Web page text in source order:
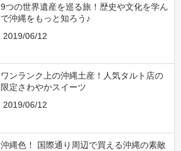
9つの世界遺産を巡る旅！歴史や文化を学ん
で沖縄をもっと知ろう♪
2019/06/12
ワンランク上の沖縄土産！人気タルト店の
限定さわやかスイーツ
2019/06/12
沖縄色！ 国際通り周辺で買える沖縄の素敵